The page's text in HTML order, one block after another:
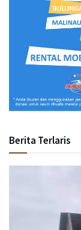
Berita Terlaris